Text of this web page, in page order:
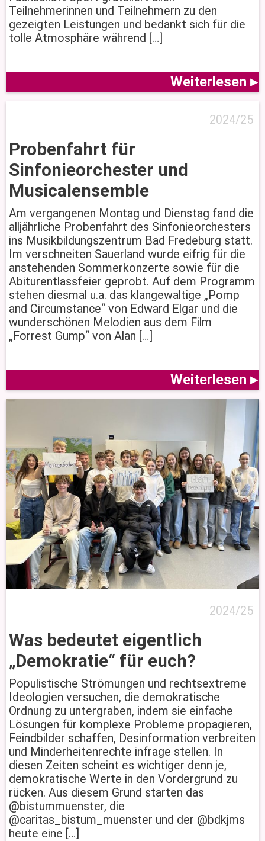
Teilnehmerinnen und Teilnehmern zu den
gezeigten Leistungen und bedankt sich für die
tolle Atmosphäre während […]
Weiterlesen ▸
2024/25
Probenfahrt für
Sinfonieorchester und
Musicalensemble
Am vergangenen Montag und Dienstag fand die
alljährliche Probenfahrt des Sinfonieorchesters
ins Musikbildungszentrum Bad Fredeburg statt.
Im verschneiten Sauerland wurde eifrig für die
anstehenden Sommerkonzerte sowie für die
Abiturentlassfeier geprobt. Auf dem Programm
stehen diesmal u.a. das klangewaltige „Pomp
and Circumstance“ von Edward Elgar und die
wunderschönen Melodien aus dem Film
„Forrest Gump“ von Alan […]
Weiterlesen ▸
2024/25
Was bedeutet eigentlich
„Demokratie“ für euch?
Populistische Strömungen und rechtsextreme
Ideologien versuchen, die demokratische
Ordnung zu untergraben, indem sie einfache
Lösungen für komplexe Probleme propagieren,
Feindbilder schaffen, Desinformation verbreiten
und Minderheitenrechte infrage stellen. In
diesen Zeiten scheint es wichtiger denn je,
demokratische Werte in den Vordergrund zu
rücken. Aus diesem Grund starten das
@bistummuenster, die
@caritas_bistum_muenster und der @bdkjms
heute eine […]